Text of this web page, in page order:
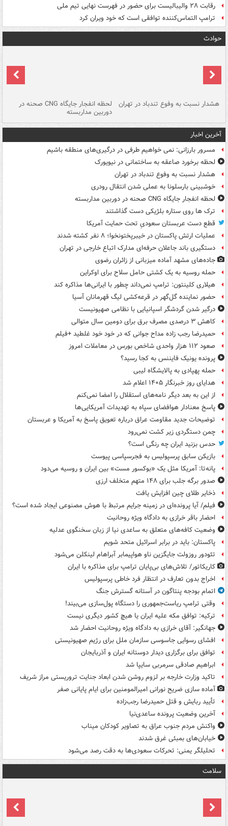
رقابت ۲۸ والیبالیست برای حضور در فهرست نهایی تیم ملی
ترامپ التماس‌کننده توافقی است که خود ویران کرد
حوادث
هشدار نسبت به وفوع تندباد در تهران لحظه انفجار جایگاه CNG صحنه در
دوربین مداربسته
آخرین اخبار
مسرور بارزانی: نمی خواهیم طرفی در درگیری‌های منطقه باشیم
لحظه برخورد صاعقه به ساختمانی در نیویورک
هشدار نسبت به وفوع تندباد در تهران
خوشبینی بارسلونا به عملی شدن انتقال رودری
لحظه انفجار جایگاه CNG صحنه در دوربین مداربسته
ترک ها روی ستاره بلژیکی دست گذاشتند
قطع دست عربستان سعودیِ تحت حمایت آمریکا
عملیات ارتش پاکستان در خیبرپختونخوا؛ ۸ نفر کشته شدند
دستگیری باند جاعلان حرفه‌ای مدارک اتباع خارجی در تهران
جاده‌های مشهد آماده میزبانی از زائران رضوی
حمله روسیه به یک کشتی حامل سلاح برای اوکراین
هیلاری کلینتون: ترامپ نمی‌داند چطور با ایرانی‌ها مذاکره کند
حضور نماینده گل‌گهر در قرعه‌کشی لیگ قهرمانان آسیا
درگیر شدن گردشگر اسپانیایی با نظامی صهیونیست
کاهش ۳ درصدی مصرف برق برای دومین سال متوالی
حمیدرضا رجب زاده مداح جوانی که در خود خود غلطید +فیلم
صعود ۱۱۲ هزار واحدی شاخص بورس در معاملات امروز
پرونده یونیک فایننس به کجا رسید؟
حمله پهپادی به پالایشگاه لیبی
هدایای روز خبرنگار ۱۴۰۵ اعلام شد
از این به بعد دیگر نامه‌های استقلال را امضا نمی‌کنم
پاسخ معنادار هوافضای سپاه به تهدیدات آمریکایی‌ها
توضیحات جدید مقاومت عراق درباره تعویق پاسخ به آمریکا و عربستان
چمن دستگردی زیر کشت نمی‌رود
حدس بزنید ایران چه رنگی است؟
بازیکن سابق پرسپولیس به فجرسپاسی پیوست
پانه‌تا: آمریکا مثل یک «بوکسور مست» بین ایران و روسیه می‌دود
صدور برگه جلب برای ۱۴۸ متهم متخلف ارزی
ذخایر طلای چین افزایش یافت
فیلم/ آیا پرونده‌ای در زمینه جرایم مرتبط با هوش مصنوعی ایجاد شده است؟
احضار باقر خرازی به دادگاه ویژه روحانیت
وضعیت کافه‌های متعلق به ساعدی نیا از زبان سخنگوی عدلیه
پاکستان: باید در برابر اسرائیل متحد شویم
تئودور روزولت جایگزین ناو هواپیمابر آبراهام لینکلن می‌شود
کاریکاتور/ تلاش‌های بی‌پایان ترامپ برای مذاکره با ایران
اخراج بدون تعارف در انتظار فرد خاطی پرسپولیس
اتمام بودجه پنتاگون در آستانه گسترش جنگ
وقتی ترامپ ریاست‌جمهوری را دستگاه پول‌سازی می‌بیند!
ترکیه: توافق مکه علیه ایران یا هیچ کشور دیگری نیست
جهانگیر: آقای خرازی به دادگاه ویژه روحانیت احضار شد
افشای رسوایی جاسوسی سازمان ملل برای رژیم صهیونیستی
توافق برای برگزاری دیدار دوستانه ایران و آذربایجان
ابراهیم صادقی سرمربی سایپا شد
تاکید وزارت خارجه بر لزوم روشن شدن ابعاد جنایت تروریستی مراز شریف
آماده سازی ضریح نورانی امیرالمومنین برای ایام پایانی صفر
تأیید ربایش و قتل حمیدرضا رجب‌زاده
آخرین وضعیت پرونده ساعدی‌نیا
واکنش مردم جنوب عراق به تصاویر کودکان میناب
خیابان‌های بمبئی غرق شدند
تحلیلگر یمنی: تحرکات سعودی‌ها به دقت رصد می‌شود
سلامت